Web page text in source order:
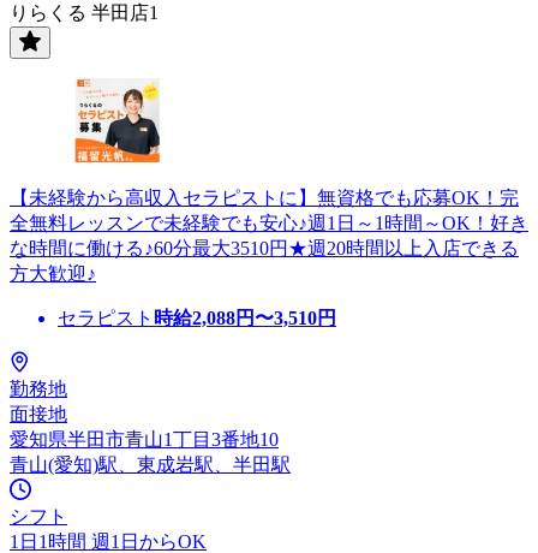
りらくる 半田店1
【未経験から高収入セラピストに】無資格でも応募OK！完
全無料レッスンで未経験でも安心♪週1日～1時間～OK！好き
な時間に働ける♪60分最大3510円★週20時間以上入店できる
方大歓迎♪
セラピスト 時給2,088円〜3,510円
勤務地
面接地
愛知県半田市青山1丁目3番地10
青山(愛知)駅、東成岩駅、半田駅
シフト
1日1時間 週1日からOK